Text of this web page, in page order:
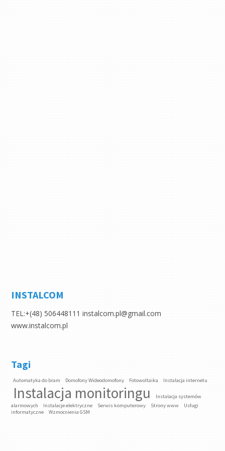
INSTALCOM
TEL:+(48) 506448111 instalcom.pl@gmail.com
www.instalcom.pl
Tagi
Automatyka do bram Domofony Wideodomofony Fotowoltaika Instalacja internetu
Instalacja monitoringu
Instalacja systemów
alarmowych
Instalacje elektryczne Serwis komputerowy Strony www
Usługi
informatyczne
Wzmocnienia GSM